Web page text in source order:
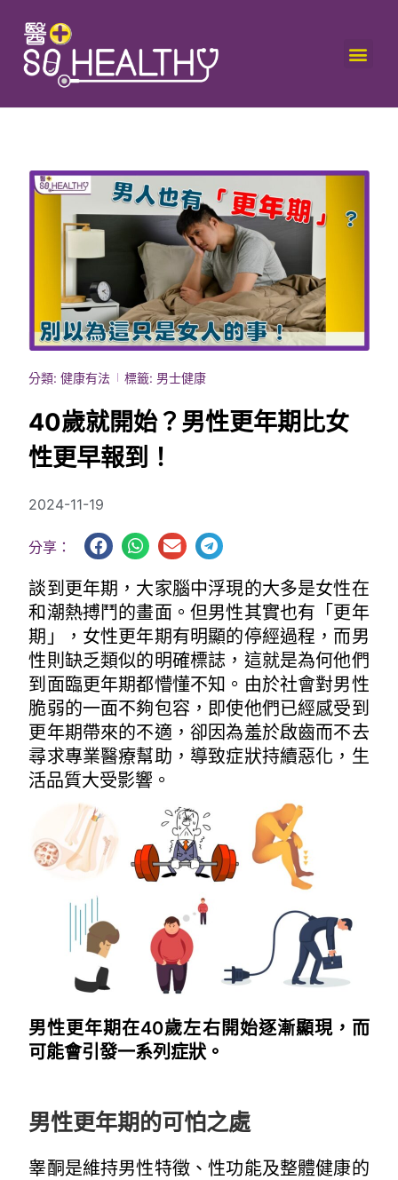
分類: 健康有法 標籤: 男士健康
40歲就開始？男性更年期比女
性更早報到！
2024-11-19
分享：
談到更年期，大家腦中浮現的大多是女性在
和潮熱搏鬥的畫面。但男性其實也有「更年
期」，女性更年期有明顯的停經過程，而男
性則缺乏類似的明確標誌，這就是為何他們
到面臨更年期都懵懂不知。由於社會對男性
脆弱的一面不夠包容，即使他們已經感受到
更年期帶來的不適，卻因為羞於啟齒而不去
尋求專業醫療幫助，導致症狀持續惡化，生
活品質大受影響。
男性更年期在40歲左右開始逐漸顯現，而
可能會引發一系列症狀。
男性更年期的可怕之處
睾酮是維持男性特徵、性功能及整體健康的